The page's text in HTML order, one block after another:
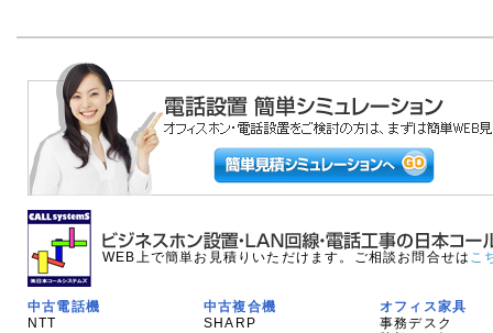
WEB上で簡単お見積りいただけます。ご相談お問合せは こ
中古電話機
NTT
中古複合機
SHARP
オフィス家具
事務デスク